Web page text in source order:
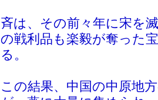
斉は、その前々年に宋を
の戦利品も楽毅が奪った
る。
この結果、中国の中原地